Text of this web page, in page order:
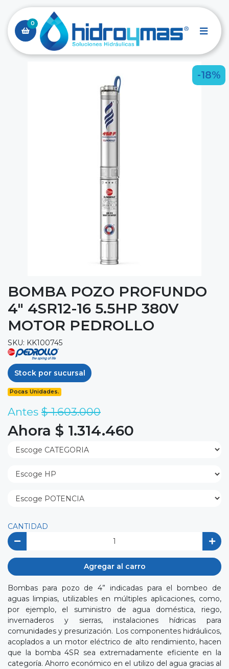
0
-18%
BOMBA POZO PROFUNDO
4" 4SR12-16 5.5HP 380V
MOTOR PEDROLLO
SKU: KK100745
Stock por sucursal
Pocas Unidades.
Antes $ 1.603.000
Ahora $ 1.314.460
CANTIDAD
Agregar al carro
Bombas para pozo de 4” indicadas para el bombeo de
aguas limpias, utilizables en múltiples aplicaciones, como,
por ejemplo, el suministro de agua doméstica, riego,
invernaderos y sierras, instalaciones hídricas para
comunidades y presurización. Los componentes hidráulicos,
acoplados a un motor eléctrico de alto rendimiento, hacen
que la bomba 4SR sea extremadamente eficiente en la
categoría. Ahorro económico en el utilizo del agua gracias al